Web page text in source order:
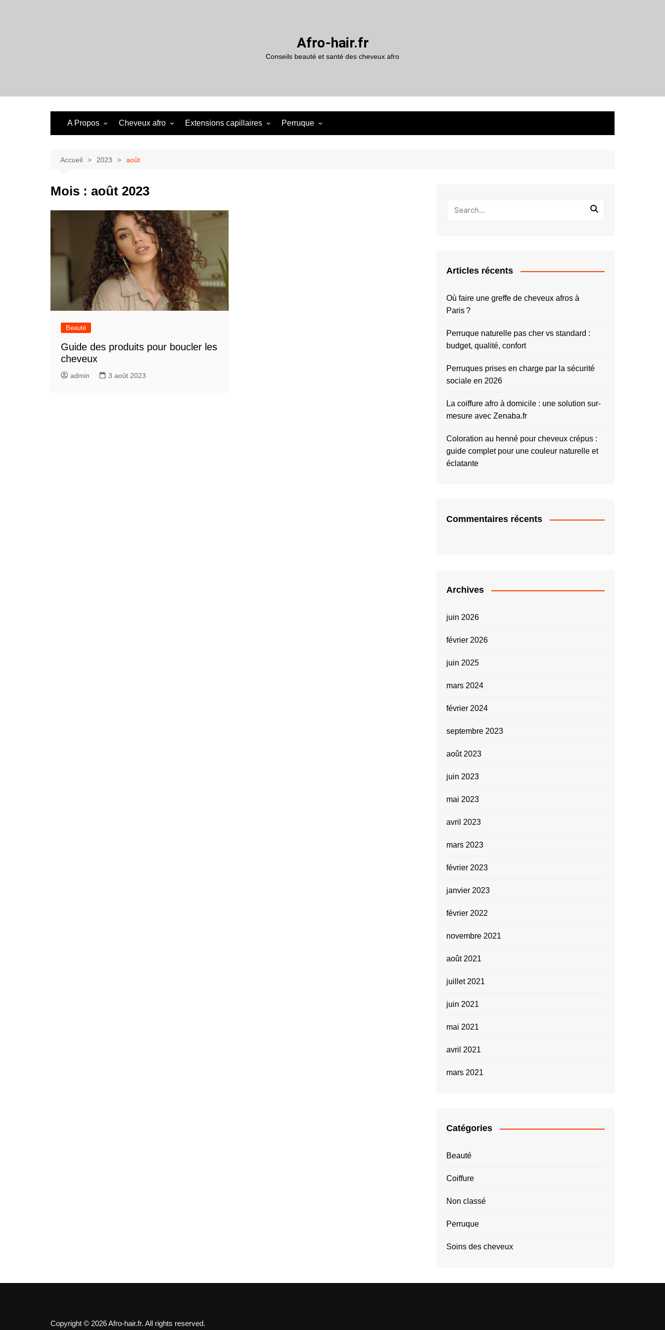
Afro-hair.fr
Conseils beauté et santé des cheveux afro
A Propos Cheveux afro Extensions capillaires Perruque
Accueil 2023 août
Mois : août 2023
Beauté
Guide des produits pour boucler les
cheveux
admin 3 août 2023
Articles récents
Où faire une greffe de cheveux afros à
Paris ?
Perruque naturelle pas cher vs standard :
budget, qualité, confort
Perruques prises en charge par la sécurité
sociale en 2026
La coiffure afro à domicile : une solution sur-
mesure avec Zenaba.fr
Coloration au henné pour cheveux crépus :
guide complet pour une couleur naturelle et
éclatante
Commentaires récents
Archives
juin 2026
février 2026
juin 2025
mars 2024
février 2024
septembre 2023
août 2023
juin 2023
mai 2023
avril 2023
mars 2023
février 2023
janvier 2023
février 2022
novembre 2021
août 2021
juillet 2021
juin 2021
mai 2021
avril 2021
mars 2021
Catégories
Beauté
Coiffure
Non classé
Perruque
Soins des cheveux
Copyright © 2026 Afro-hair.fr. All rights reserved.